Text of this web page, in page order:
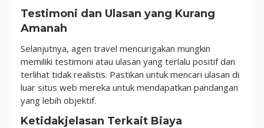
Testimoni dan Ulasan yang Kurang
Amanah
Selanjutnya, agen travel mencurigakan mungkin
memiliki testimoni atau ulasan yang terlalu positif dan
terlihat tidak realistis. Pastikan untuk mencari ulasan di
luar situs web mereka untuk mendapatkan pandangan
yang lebih objektif.
Ketidakjelasan Terkait Biaya